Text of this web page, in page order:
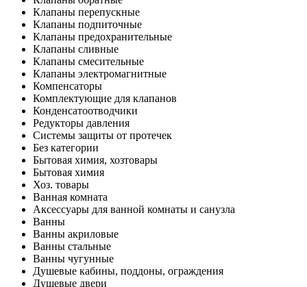
Клапаны перепускные
Клапаны подпиточные
Клапаны предохранительные
Клапаны сливные
Клапаны смесительные
Клапаны электромагнитные
Компенсаторы
Комплектующие для клапанов
Конденсатоотводчики
Редукторы давления
Системы защиты от протечек
Без категории
Бытовая химия, хозтовары
Бытовая химия
Хоз. товары
Ванная комната
Аксессуары для ванной комнаты и санузла
Ванны
Ванны акриловые
Ванны стальные
Ванны чугунные
Душевые кабины, поддоны, ограждения
Душевые двери